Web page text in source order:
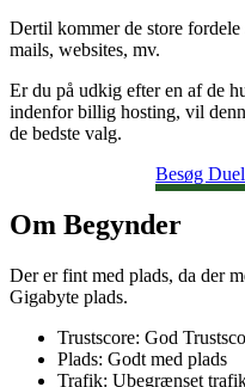
Dertil kommer de store
mails, websites, mv.
Er du på udkig efter en af de
indenfor billig hosting, vil
de bedste valg.
Besøg
Om Begynder
Der er fint med plads, da der
Gigabyte plads.
Trustscore: God
Plads: Godt med plads
Trafik: Ubegrænset